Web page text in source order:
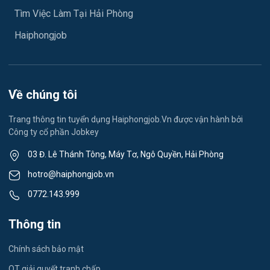
May mặc
Lái xe
Tiếng Nhật
Du lịch
Công nhân
Việc làm Hải Dương
Việc làm Nam Đồng
Việc làm Tân Hưng
Việc làm Ái Quốc
Tìm Việc Làm Tại Hải Phòng
Haiphongjob
Về chúng tôi
Trang thông tin tuyển dụng Haiphongjob.Vn được vận hành bởi
Công ty cổ phần Jobkey
03 Đ. Lê Thánh Tông, Máy Tơ, Ngô Quyền, Hải Phòng
hotro@haiphongjob.vn
0772.143.999
Thông tin
Chính sách bảo mật